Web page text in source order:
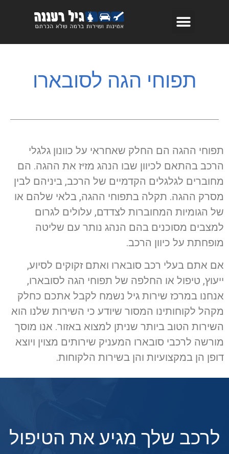
תפוחי הגה לסובארו
תפוחי ההגה הם החלק שאחראי על כוונון גלגלי
הרכב בהתאם לכיוון שבו הנהג מזיז את ההגה. הם
מחוברים לגלגלים הקדמיים של הרכב, ביניהם לבין
מסרק ההגה. תקלה בתפוחי ההגה, בלאי שלהם או
של הגומיות המחוברות לצדדם, עלולים לגרום
למצבים מסוכנים בהם הנהג נותר עם שליטה
מופחתת על כיוון הרכב.
אם אתם בעלי רכב סובארו ואתם זקוקים לסיוע,
ייעוץ, טיפול או החלפה של תפוחי הגה לסובארו,
אנחנו במרכז שירות גיל נשמח לקבל אתכם כחלק
מקהל לקוחותינו המסור שיודע כי השירות שלנו הוא
השירות הטוב ביותר שניתן למצוא באזור. אנו מוסך
מורשה לרכבי סובארו המעניק שירותים מצוין ויוצא
דופן הן במקצועיות והן בשירות הלקוחות.
לרכב שלך מגיע את הטיפול